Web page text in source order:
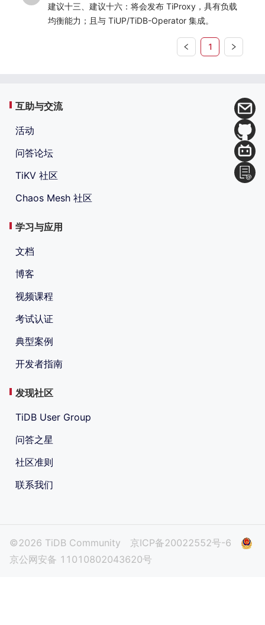
建议十三、建议十六：将会发布 TiProxy，具有负载
均衡能力；且与 TiUP/TiDB-Operator 集成。
1
互助与交流
活动
问答论坛
TiKV 社区
Chaos Mesh 社区
学习与应用
文档
博客
视频课程
考试认证
典型案例
开发者指南
发现社区
TiDB User Group
问答之星
社区准则
联系我们
©2026 TiDB Community
京ICP备20022552号-6
京公网安备 11010802043620号